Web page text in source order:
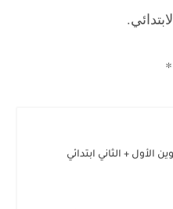
الأول + الثاني ابتدائي